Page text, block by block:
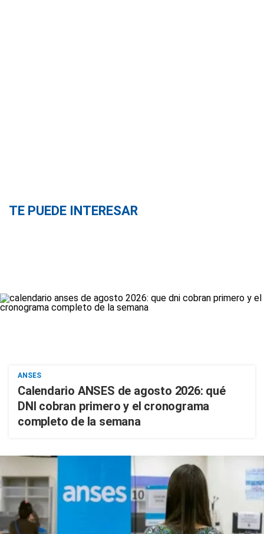
TE PUEDE INTERESAR
ANSES
Calendario ANSES de agosto 2026: qué
DNI cobran primero y el cronograma
completo de la semana